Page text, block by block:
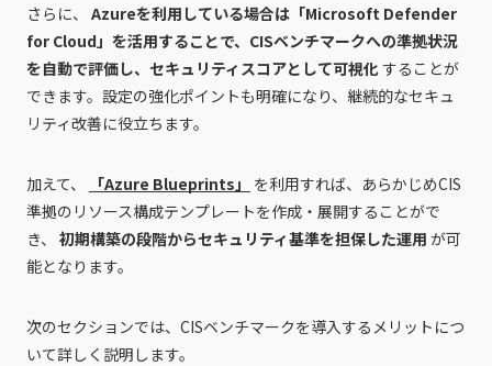
さらに、
Azureを利用している場合は「Microsoft Defender
for Cloud」を活用することで、CISベンチマークへの準拠状況
を自動で評価し、セキュリティスコアとして可視化することが
できます。設定の強化ポイントも明確になり、継続的なセキュ
リティ改善に役立ちます。
加えて、 「Azure Blueprints」
を利用すれば、あらかじめCIS
準拠のリソース構成テンプレートを作成・展開することがで
き、
初期構築の段階からセキュリティ基準を担保した運用 が可
能となります。
次のセクションでは、CISベンチマークを導入するメリットにつ
いて詳しく説明します。